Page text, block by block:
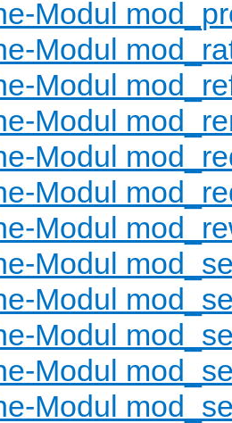
Modul
Modul
Modul
Modul
Modul
Modul
Modul
Modul
Modul
Modul
Modul
Modul